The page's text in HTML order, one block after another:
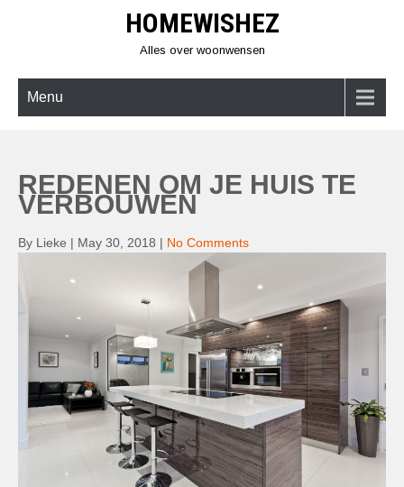
HOMEWISHEZ
Alles over woonwensen
Menu
REDENEN OM JE HUIS TE
VERBOUWEN
By Lieke | May 30, 2018 | No Comments